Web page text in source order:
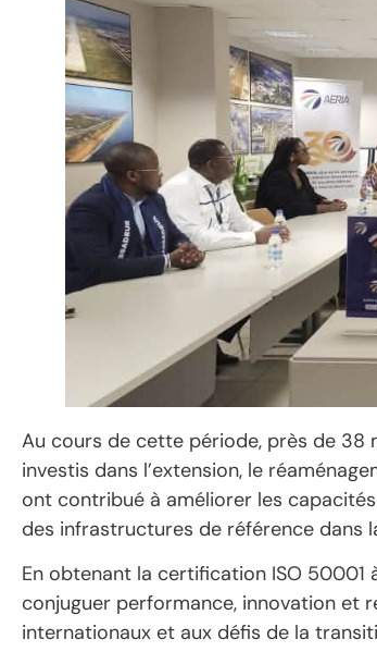
Au cours de cette période, près de 38
investis dans l’extension, le
ont contribué à améliorer les
des infrastructures de référence dans
En obtenant la certification ISO 50001
conjuguer performance, innovation et
internationaux et aux défis de la